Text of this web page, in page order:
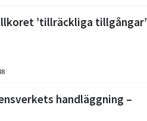
’tillräckliga tillgångar’
handläggning –